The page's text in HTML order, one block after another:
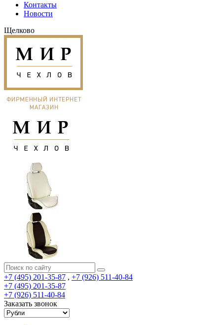
Контакты
Новости
Щелково
+7 (495) 201-35-87 , +7 (926) 511-40-84
+7 (495) 201-35-87
+7 (926) 511-40-84
Заказать звонок